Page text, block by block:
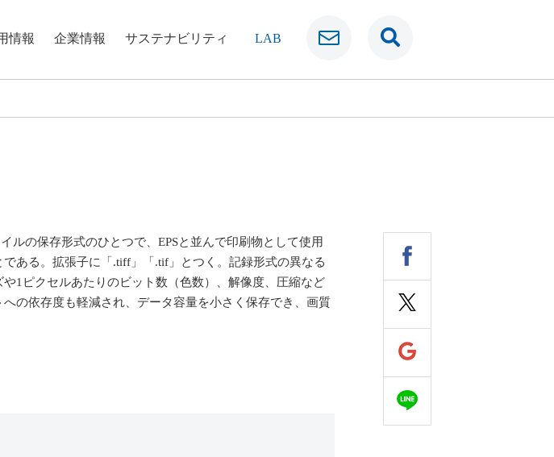
情報 企業情報 サステナビリティ LAB
ルの保存形式のひとつで、EPSと並んで印刷物として使用
ある。拡張子に「.tiff」「.tif」とつく。記録形式の異なる
1ピクセルあたりのビット数（色数）、解像度、圧縮など
の依存度も軽減され、データ容量を小さく保存でき、画質